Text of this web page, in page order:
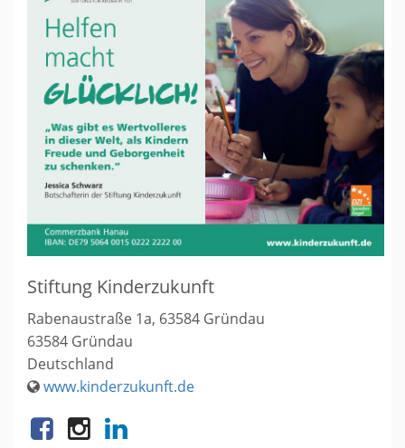
Stiftung Kinderzukunft
Rabenaustraße 1a, 63584 Gründau
63584 Gründau
Deutschland
www.kinderzukunft.de